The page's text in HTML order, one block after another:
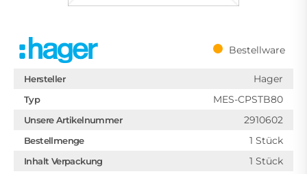
Bestellware
Hersteller Hager
Typ MES-CPSTB80
Unsere Artikelnummer 2910602
Bestellmenge 1 Stück
Inhalt Verpackung 1 Stück